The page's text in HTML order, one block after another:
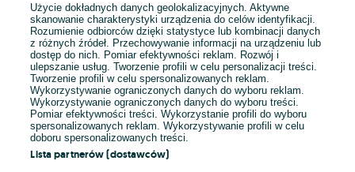
E-mail
Hasło
Użycie dokładnych danych geolokalizacyjnych. Aktywne
skanowanie charakterystyki urządzenia do celów identyfikacji.
Rozumienie odbiorców dzięki statystyce lub kombinacji danych
z różnych źródeł. Przechowywanie informacji na urządzeniu lub
dostęp do nich. Pomiar efektywności reklam. Rozwój i
ulepszanie usług. Tworzenie profili w celu personalizacji treści.
Tworzenie profili w celu spersonalizowanych reklam.
Wykorzystywanie ograniczonych danych do wyboru reklam.
Wykorzystywanie ograniczonych danych do wyboru treści.
Pomiar efektywności treści. Wykorzystanie profili do wyboru
spersonalizowanych reklam. Wykorzystywanie profili w celu
doboru spersonalizowanych treści.
Lista partnerów (dostawców)